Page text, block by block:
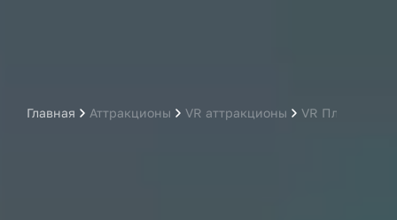
Главная Аттракционы VR аттракционы VR Платформа